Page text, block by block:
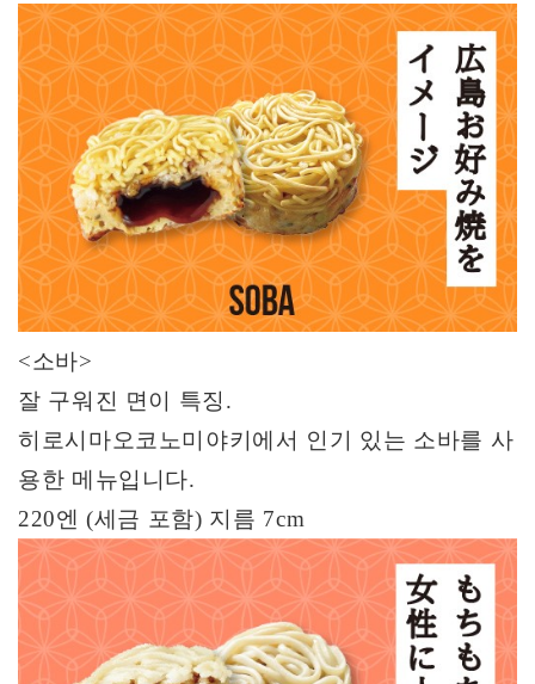
<소바>
잘 구워진 면이 특징 .
히로시마오코노미야키에서 인기 있는 소바를 사
용한 메뉴입니다.
220엔(세금 포함) 지름 7cm